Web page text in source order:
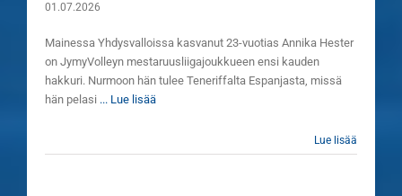
01.07.2026
Mainessa Yhdysvalloissa kasvanut 23-vuotias Annika Hester
on JymyVolleyn mestaruusliigajoukkueen ensi kauden
hakkuri. Nurmoon hän tulee Teneriffalta Espanjasta, missä
hän pelasi ... Lue lisää
Lue lisää